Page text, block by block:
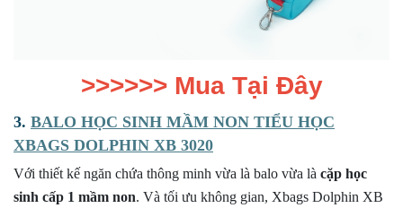
>>>>>> Mua Tại Đây
3. BALO HỌC SINH MẦM NON TIỂU HỌC
XBAGS DOLPHIN XB 3020
Với thiết kế ngăn chứa thông minh vừa là balo vừa là cặp học
sinh cấp 1 mầm non. Và tối ưu không gian, Xbags Dolphin XB